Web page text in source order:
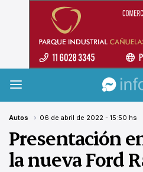
Autos 06 de abril de 2022 - 15:50 hs
Presentación
la nueva Ford